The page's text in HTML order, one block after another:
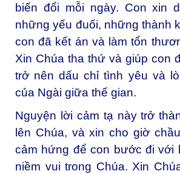
biến đổi mỗi ngày. Con xin
những yếu đuối, những thành
con đã kết án và làm tổn
Xin Chúa tha thứ và giúp con
trở nên dấu chỉ tình yêu và
của Ngài giữa thế gian.
Nguyện lời cảm tạ này trở
lên Chúa, và xin cho giờ
cảm hứng để con bước đi với
niềm vui trong Chúa. Xin